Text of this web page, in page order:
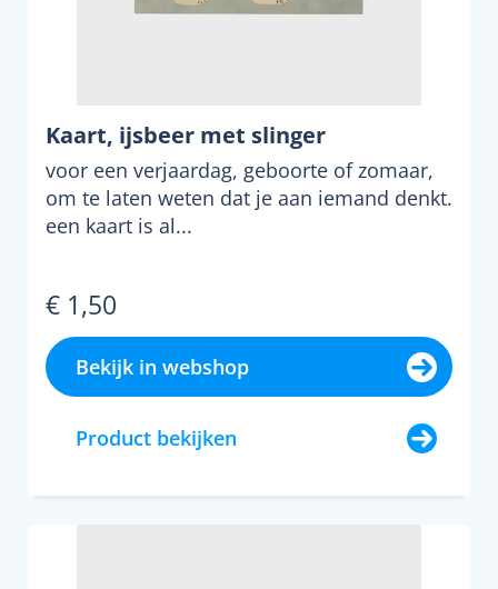
Kaart, ijsbeer met slinger
voor een verjaardag, geboorte of zomaar,
om te laten weten dat je aan iemand denkt.
een kaart is al...
€ 1,50
Bekijk in webshop
Product bekijken